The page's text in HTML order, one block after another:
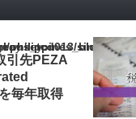
wp-content/themes/gorgeous_tcd013/single.php
引先PEZA
毎年取得